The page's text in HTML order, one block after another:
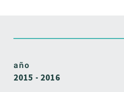
año
2015 - 2016